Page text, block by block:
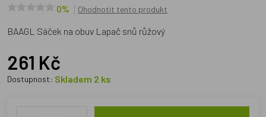
0% Ohodnotit tento produkt
BAAGL Sáček na obuv Lapač snů růžový
261 Kč
Dostupnost: Skladem 2 ks